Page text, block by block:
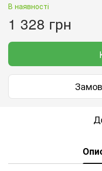
В наявності
1 328 грн